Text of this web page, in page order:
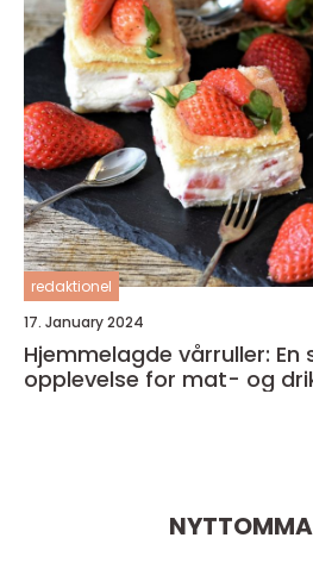
redaktionel
17. January 2024
Hjemmelagde vårruller: En
opplevelse for mat- og